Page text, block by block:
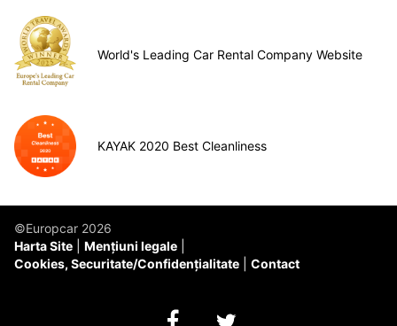
World's Leading Car Rental Company Website
KAYAK 2020 Best Cleanliness
©Europcar 2026
Harta Site
Mențiuni legale
Cookies, Securitate/Confidențialitate
Contact